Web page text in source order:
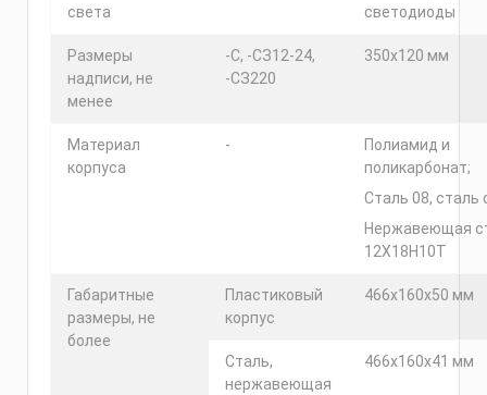
света
светодиоды
Размеры
надписи, не
менее
-С, -СЗ12-24,
-СЗ220
350х120 мм
Материал
корпуса
-
Полиамид и
поликарбонат;
Сталь 08, сталь
Нержавеющая
12Х18Н10Т
Габаритные
размеры, не
более
Пластиковый
корпус
466х160х50 мм
Сталь,
нержавеющая
466х160х41 мм